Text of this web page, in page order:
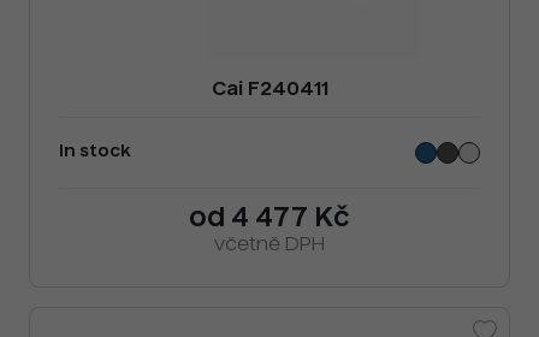
Cai F240411
In stock
od 4 477 Kč
včetně DPH